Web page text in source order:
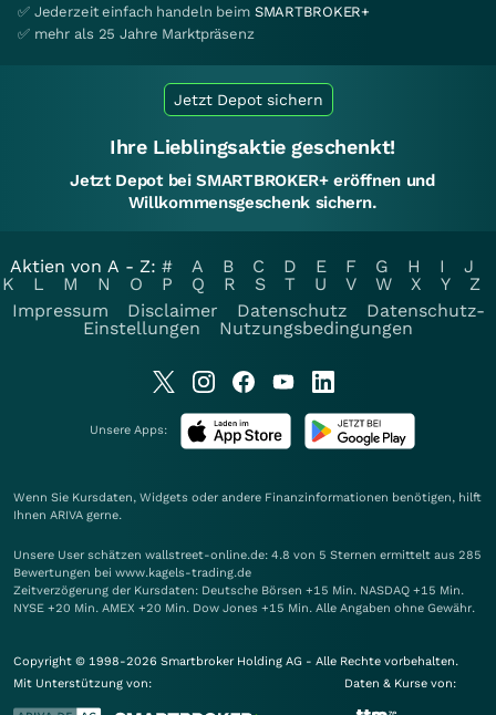
✅ Jederzeit einfach handeln beim SMARTBROKER+
✅ mehr als 25 Jahre Marktpräsenz
Jetzt Depot sichern
Ihre Lieblingsaktie geschenkt!
Jetzt Depot bei SMARTBROKER+ eröffnen und
Willkommensgeschenk sichern.
Aktien von A - Z: # A B C D E F G H I
J
K
L M N O P Q R S T U V W X Y
Z
Impressum
Disclaimer Datenschutz
Datenschutz-
Einstellungen
Nutzungsbedingungen
Unsere Apps:
Wenn Sie Kursdaten, Widgets oder andere Finanzinformationen benötigen, hilft
Ihnen ARIVA gerne.
Unsere User schätzen wallstreet-online.de: 4.8 von 5 Sternen ermittelt aus 285
Bewertungen bei www.kagels-trading.de
Zeitverzögerung der Kursdaten: Deutsche Börsen +15 Min. NASDAQ +15 Min.
NYSE +20 Min. AMEX +20 Min. Dow Jones +15 Min. Alle Angaben ohne Gewähr.
Copyright © 1998-2026 Smartbroker Holding AG - Alle Rechte vorbehalten.
Mit Unterstützung von:
Daten & Kurse von: